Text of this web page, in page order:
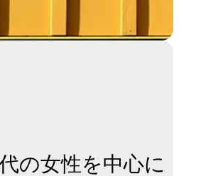
の女性を中心に